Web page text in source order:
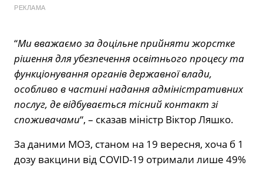
РЕКЛАМА
“Ми вважаємо за доцільне прийняти жорстке
рішення для убезпечення освітнього процесу та
функціонування органів державної влади,
особливо в частині надання адміністративних
послуг, де відбувається тісний контакт зі
споживачами“, – сказав міністр Віктор Ляшко.
За даними МОЗ, станом на 19 вересня, хоча б 1
дозу вакцини від COVID-19 отримали лише 49%